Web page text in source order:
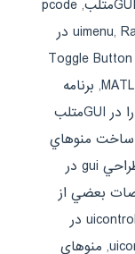
,
pcode
,
Radio button در
Toggle Button
, برنامه
چگونه منوهاي مورد نظرمان را در GUI‌متلب
ساخت منوهاي
طراحي gui در
بعضي از
مشخصات مهم اشياء uicontrol در
, منوهاي